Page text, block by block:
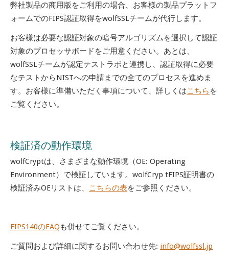
弊社製品の商用版をご利用の場合、お客様の製品プラットフ
ォームでのFIPS認証取得をwolfSSLチームが代行します。
お客様は必要な認証対象の暗号アルゴリズムを選択して認証
対象のプロセッサボードをご用意ください。あとは、
wolfSSLチームが認定テストラボと連携し、認証取得に必要
なテストからNISTへの申請までの全てのプロセスを進めま
す。お客様に準備いただく事項について、詳しくはこちら を
ご覧ください。
検証済の動作環境
wolfCryptは、さまざまな動作環境（OE: Operating
Environment）で検証しています。wolfCryp tFIPS証明書の
検証済みOEリストは、
こちらの表をご参照ください。
FIPS140のFAQ も併せてご覧ください。
ご質問および詳細に関するお問い合わせ先: info@wolfssl.jp